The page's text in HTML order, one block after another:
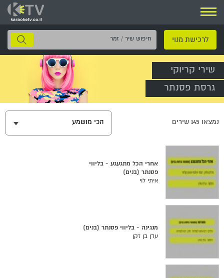
ניווט
לרכישת מנוי
חיפוש
שיר
שירי קריוקי
גרסת פסנתר
נמצאו 145 שירים הכי מושמע
אחרי הכל מתגעגע - בליווי
פסנתר (בנים)
איתי לוי
מנגינה - בליווי פסנתר (בנים)
עדן בן זקן